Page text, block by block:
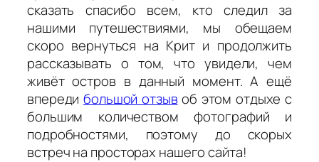
сказать спасибо всем, кто следил за
нашими путешествиями, мы обещаем
скоро вернуться на Крит и продолжить
рассказывать о том, что увидели, чем
живёт остров в данный момент. А ещё
впереди большой отзывоб этом отдыхе с
большим количеством фотографий и
подробностями, поэтому до скорых
встреч на просторах нашего сайта!